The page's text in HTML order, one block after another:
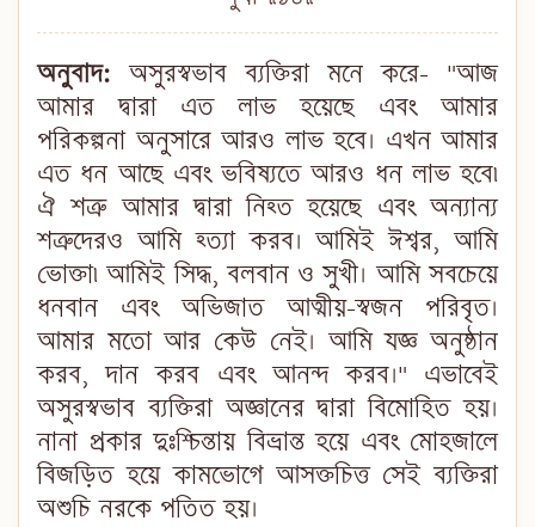
অনুবাদ: অসুরস্বভাব ব্যক্তিরা মনে করে- "আজ
আমার দ্বারা এত লাভ হয়েছে এবং আমার
পরিকল্পনা অনুসারে আরও লাভ হবে। এখন আমার
এত ধন আছে এবং ভবিষ্যতে আরও ধন লাভ হবে৷
ঐ শত্রু আমার দ্বারা নিহ্ত হয়েছে এবং অন্যান্য
শত্রুদেরও আমি হ্ত্যা করব। আমিই ঈশ্বর, আমি
ভোক্তা৷ আমিই সিদ্ধ, বলবান ও সুখী। আমি সবচেয়ে
ধনবান এবং অভিজাত আত্মীয়-স্বজন পরিবৃত।
আমার মতো আর কেউ নেই। আমি যজ্ঞ অনুষ্ঠান
করব, দান করব এবং আনন্দ করব।" এভাবেই
অসুরস্বভাব ব্যক্তিরা অজ্ঞানের দ্বারা বিমোহিত হয়।
নানা প্রকার দুঃশ্চিন্তায় বিভ্রান্ত হয়ে এবং মোহজালে
বিজড়িত হয়ে কামভোগে আসক্তচিত্ত সেই ব্যক্তিরা
অশুচি নরকে পতিত হয়।